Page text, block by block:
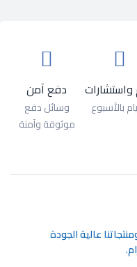
دفع آمن
وسائل دفع
موثوقة وآمنة
ﻋﺎﻟﻴﺔ اﻟﺠﻮدة